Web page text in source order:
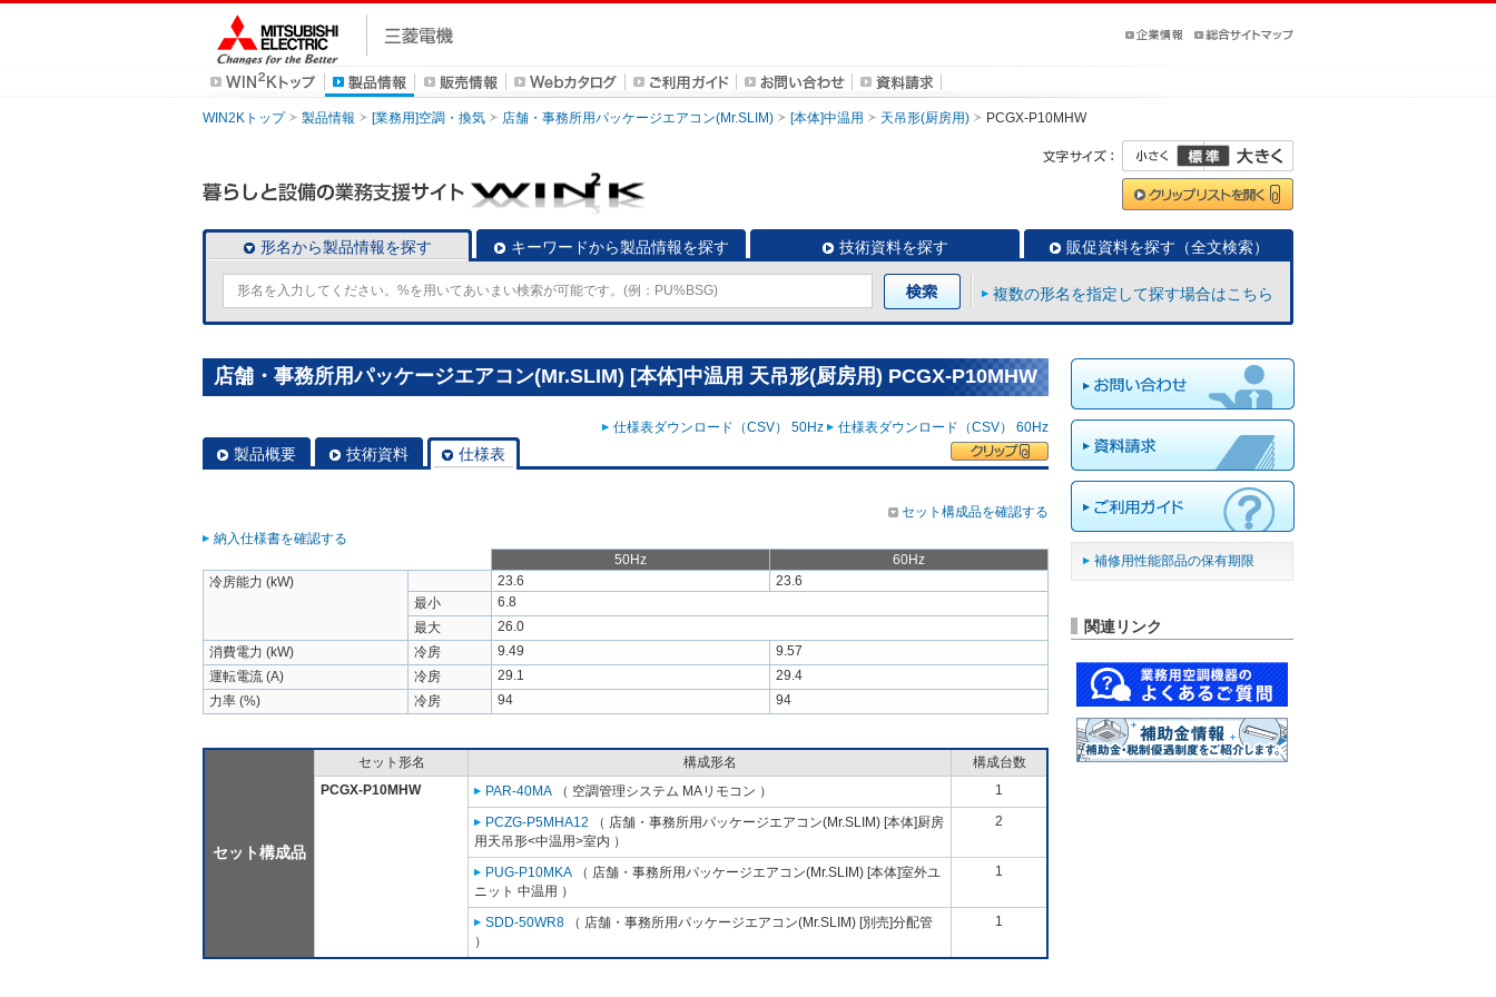
WIN2Kトップ 製品情報 [業務用]空調・換気 店舗・事務所用パッケージエアコン(Mr.SLIM) [本体]中温用 天吊形(厨房用) PCGX-P10MHW
形名から製品情報を探す キーワードから製品情報を探す 技術資料を探す 販促資料を探す（全文検索）
複数の形名を指定して探す場合はこちら
店舗・事務所用パッケージエアコン(Mr.SLIM) [本体]中温用 天吊形(厨房用) PCGX-P10MHW
仕様表ダウンロード（CSV） 50Hz 仕様表ダウンロード（CSV） 60Hz
製品概要 技術資料 仕様表
セット構成品を確認する
納入仕様書を確認する
50Hz
60Hz
冷房能力 (kW)
23.6
23.6
最小
6.8
最大
26.0
消費電力 (kW)
冷房 9.49
9.57
運転電流 (A)
冷房 29.1
29.4
力率 (%)
冷房 94 94
セット構成品
セット形名 構成形名
構成台数
PCGX-P10MHW
PAR-40MA （ 空調管理システム MAリモコン ） 1
PCZG-P5MHA12 （ 店舗・事務所用パッケージエアコン(Mr.SLIM) [本体]厨房
用天吊形<中温用>室内 ）
2
PUG-P10MKA （ 店舗・事務所用パッケージエアコン(Mr.SLIM) [本体]室外ユ
ニット 中温用 ）
1
SDD-50WR8 （ 店舗・事務所用パッケージエアコン(Mr.SLIM) [別売]分配管
）
1
補修用性能部品の保有期限
関連リンク